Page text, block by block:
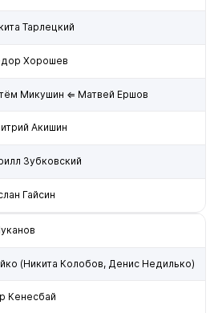
Тарлецкий
Хорошев
Микушин ⇐ Матвей Ершов
Акишин
Зубковский
Гайсин
(Никита Колобов, Денис Недилько)
Кенесбай